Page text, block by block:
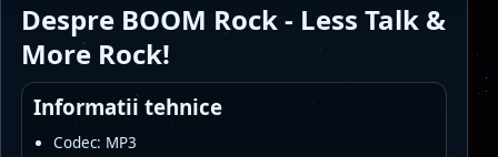
Despre BOOM Rock - Less Talk &
More Rock!
Informatii tehnice
Codec: MP3